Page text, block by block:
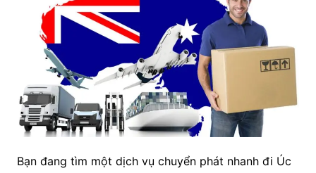
Bạn đang tìm một dịch vụ chuyển phát nhanh đi Úc